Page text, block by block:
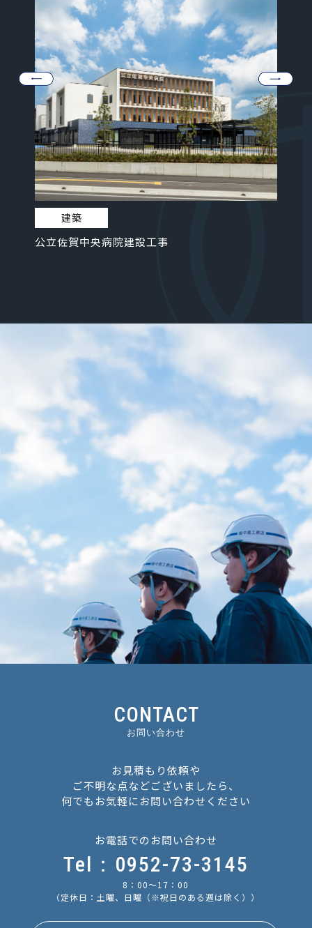
建築
公立佐賀中央病院建設工事
CONTACT
お問い合わせ
お見積もり依頼や
ご不明な点などございましたら、
何でもお気軽にお問い合わせください
お電話でのお問い合わせ
Tel：0952-73-3145
8：00〜17：00
（定休日：土曜、日曜 （※祝日のある週は除く））